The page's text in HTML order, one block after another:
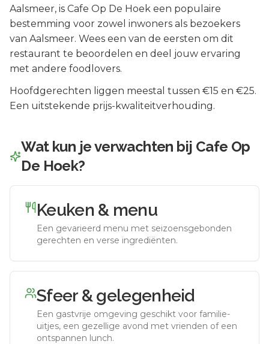
Aalsmeer, is Cafe Op De Hoek een populaire
bestemming voor zowel inwoners als bezoekers
van Aalsmeer. Wees een van de eersten om dit
restaurant te beoordelen en deel jouw ervaring
met andere foodlovers.
Hoofdgerechten liggen meestal tussen €15 en €25.
Een uitstekende prijs-kwaliteitverhouding.
Wat kun je verwachten bij Cafe Op
De Hoek?
Keuken & menu
Een gevarieerd menu met seizoensgebonden
gerechten en verse ingrediënten.
Sfeer & gelegenheid
Een gastvrije omgeving geschikt voor familie-
uitjes, een gezellige avond met vrienden of een
ontspannen lunch.